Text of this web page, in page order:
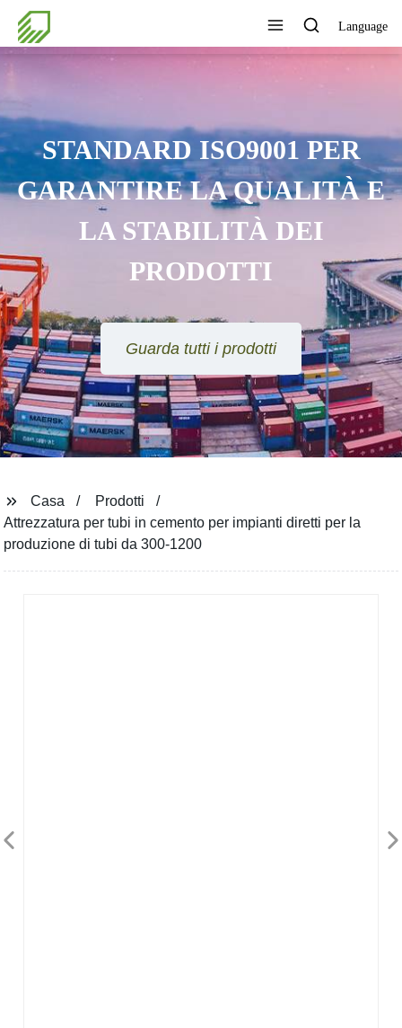
Language
STANDARD ISO9001 PER
GARANTIRE LA QUALITÀ E
LA STABILITÀ DEI
PRODOTTI
Guarda tutti i prodotti
Casa
Prodotti
Attrezzatura per tubi in cemento per impianti diretti per la
produzione di tubi da 300-1200